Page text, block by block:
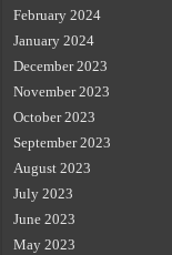
February 2024
January 2024
December 2023
November 2023
October 2023
September 2023
August 2023
July 2023
June 2023
May 2023